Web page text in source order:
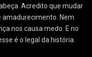
Acredito que mudar
amadurecimento. Nem
nos causa medo. E no
é o legal da história.